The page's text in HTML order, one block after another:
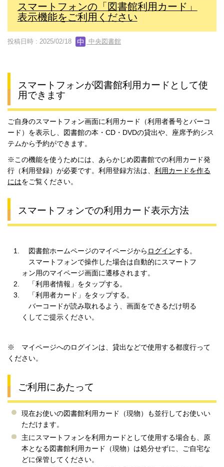
スマートフォンの「図書館利用カード」
表示機能をご利用ください
投稿日時 : 2025/02/18 中央図書館
スマートフォンが図書館利用カードとして使
用できます
ご自身のスマートフォン画面に利用カード（利用者番号とバーコ
ード）を表示し、図書館の本・CD・DVDの貸出や、座席予約シス
テムから予約ができます。
※この機能を使うためには、あらかじめ図書館での利用カード発
行（利用登録）が必要です。利用登録方法は、 利用カードを作る
にはをご覧ください。
スマートフォンでの利用カード表示方法
図書館ホームページのマイページから ログインする。
スマートフォンで操作した場合は自動的にスマートフ
ォン用のマイページ画面に遷移されます。
「利用者情報」をタップする。
「利用者カード」をタップする。
バーコードが読み取れるよう、画面をできるだけ明る
くしてご提示ください。
※ マイページへのログインは、貸出などで使用する都度行って
ください。
ご利用にあたって
現在お使いの図書館利用カード（現物）も並行してお使いい
ただけます。
主にスマートフォンを利用カードとして使用する場合も、原
本となる図書館利用カード（現物）は処分せずに、ご自宅な
どに保管してください。